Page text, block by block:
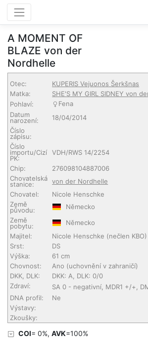
A MOMENT OF
BLAZE von der
Nordhelle
Otec:
KUPERIS Vejuonos Šerkšnas
Matka:
SHE'S MY GIRL SIDNEY von
Pohlaví:
Fena
Datum
narození:
18/04/2014
Číslo
zápisu:
Číslo
importu/Cizí
PK:
VDH/RWS 14/2254
Chip:
276098104887006
Chovatelská
stanice:
von der Nordhelle
Chovatel:
Nicole Henschke
Země
původu:
Německo
Země
pobytu:
Německo
Majitel:
Nicole Henschke (nečlen KBO)
Srst:
DS
Výška:
61 cm
Chovnost:
Ano (uchovnění v zahraničí)
DKK, DLK:
DKK: A, DLK: 0/0
Zdraví:
SA 0 - negativní, MDR1 +/+,
DNA profil:
Ne
Výstavy:
Zkoušky:
COI= 0%, AVK=100%